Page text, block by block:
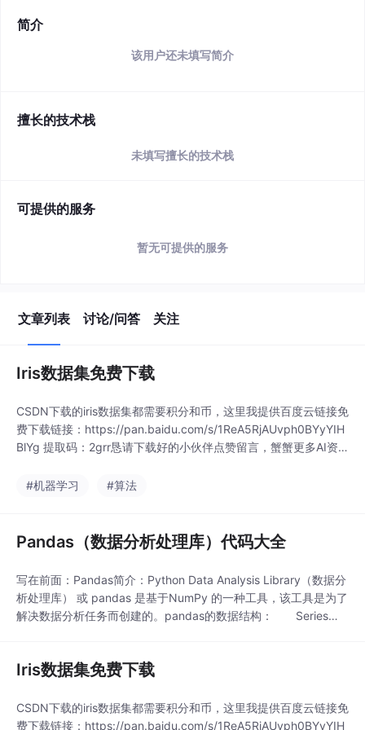
简介
该用户还未填写简介
擅长的技术栈
未填写擅长的技术栈
可提供的服务
暂无可提供的服务
文章列表 讨论/问答 关注
Iris数据集免费下载
CSDN下载的iris数据集都需要积分和币，这里我提供百度云链接免
费下载链接：https://pan.baidu.com/s/1ReA5RjAUvph0BYyYIH
BlYg 提取码：2grr恳请下载好的小伙伴点赞留言，蟹蟹更多AI资
习：882345565（内有大量免费资源哦！）...
#机器学习 #算法
Pandas（数据分析处理库）代码大全
写在前面：Pandas简介：Python Data Analysis Library（数据分
析处理库） 或 pandas 是基于NumPy 的一种工具，该工具是为了
解决数据分析任务而创建的。pandas的数据结构： Series：
数据类型，而Arr...
Iris数据集免费下载
CSDN下载的iris数据集都需要积分和币，这里我提供百度云链接免
费下载链接：https://pan.baidu.com/s/1ReA5RjAUvph0BYyYIH